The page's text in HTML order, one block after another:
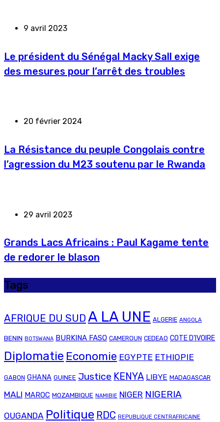
9 avril 2023
Le président du Sénégal Macky Sall exige
des mesures pour l’arrêt des troubles
20 février 2024
La Résistance du peuple Congolais contre
l’agression du M23 soutenu par le Rwanda
29 avril 2023
Grands Lacs Africains : Paul Kagame tente
de redorer le blason
Tags
AFRIQUE DU SUD A LA UNE ALGERIE ANGOLA
BENIN BOTSWANA BURKINA FASO CAMEROUN CEDEAO COTE D'IVOIRE
Diplomatie Economie EGYPTE ETHIOPIE
GABON GHANA GUINEE Justice KENYA LIBYE MADAGASCAR
MALI MAROC MOZAMBIQUE NAMIBIE NIGER NIGERIA
OUGANDA Politique RDC REPUBLIQUE CENTRAFRICAINE